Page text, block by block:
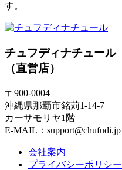
す。
チュフディナチュール
（直営店）
〒900-0004
沖縄県那覇市銘苅1-14-7
カーサモリヤ1階
E-MAIL：support@chufudi.jp
会社案内
プライバシーポリシー